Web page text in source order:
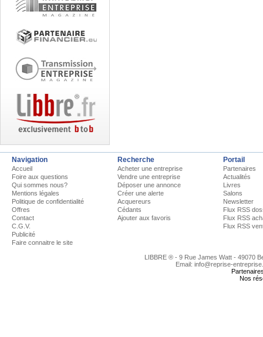
Navigation
Accueil
Foire aux questions
Qui sommes nous?
Mentions légales
Politique de confidentialité
Offres
Contact
C.G.V.
Publicité
Faire connaitre le site
Recherche
Acheter une entreprise
Vendre une entreprise
Déposer une annonce
Créer une alerte
Acquereurs
Cédants
Ajouter aux favoris
Portail
Partenaires
Actualités
Livres
Salons
Newsletter
Flux RSS
Flux RSS
Flux RSS
LIBBRE ® - 9 Rue James Watt - 49070
Email: info@reprise-
Nos